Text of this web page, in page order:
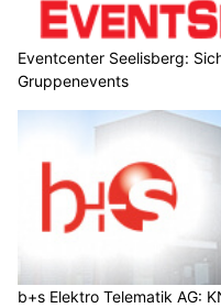
Eventcenter Seelisberg:
Gruppenevents
b+s Elektro Telematik AG: